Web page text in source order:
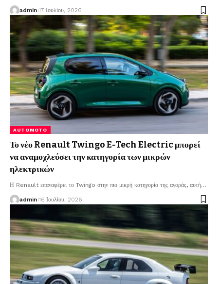
admin 17 Ιουλίου, 2026
AUTOMOTO
Το νέο Renault Twingo E-Tech Electric μπορεί
να αναμοχλεύσει την κατηγορία των μικρών
ηλεκτρικών
Η Renault επαναφέρει το Twingo στην πιο μικρή κατηγορία της αγοράς, αυτή…
admin 16 Ιουλίου, 2026